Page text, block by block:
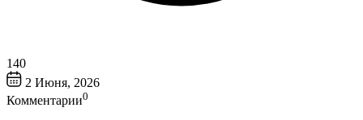
140
2 Июня, 2026
Комментарии0